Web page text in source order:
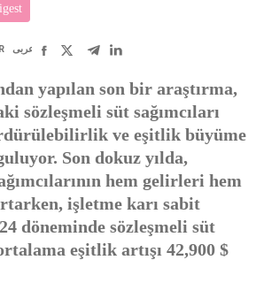
عربى
yapılan son bir araştırma,
sözleşmeli süt sağımcıları
ve eşitlik büyüme
Son dokuz yılda,
hem gelirleri hem
işletme karı sabit
döneminde sözleşmeli süt
eşitlik artışı 42,900 $